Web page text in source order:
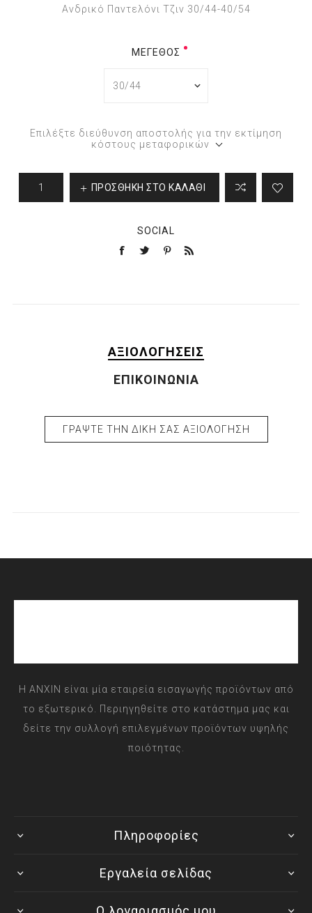
Ανδρικό Παντελόνι Τζιν 30/44-40/54
ΜΈΓΕΘΟΣ
Επιλέξτε διεύθυνση αποστολής για την εκτίμηση
κόστους μεταφορικών
ΠΡΟΣΘΉΚΗ ΣΤΟ ΚΑΛΆΘΙ
SOCIAL
ΑΞΙΟΛΟΓΉΣΕΙΣ
ΕΠΙΚΟΙΝΩΝΊΑ
ΓΡΆΨΤΕ ΤΗΝ ΔΙΚΉ ΣΑΣ ΑΞΙΟΛΌΓΗΣΗ
Η ANXIN είναι μία εταιρεία εισαγωγής προϊόντων από
το εξωτερικό. Περιηγηθείτε στο κατάστημα μας και
δείτε την συλλογή επιλεγμένων προϊόντων υψηλής
ποιότητας.
Πληροφορίες
Εργαλεία σελίδας